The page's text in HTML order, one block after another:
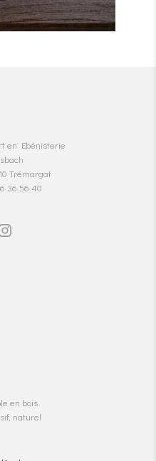
en Ebénisterie
Trémargat
en bois
naturel